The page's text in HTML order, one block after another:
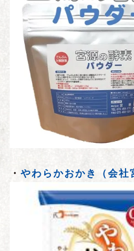
・ やわらかおかき（会社